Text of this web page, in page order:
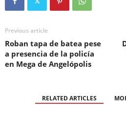
Previous article
Roban tapa de batea pese
a presencia de la policía
en Mega de Angelópolis
RELATED ARTICLES